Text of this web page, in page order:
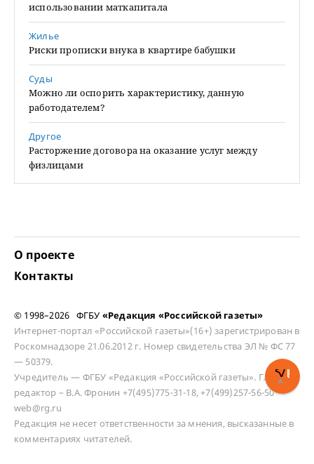
использовании маткапитала
Жилье
Риски прописки внука в квартире бабушки
Суды
Можно ли оспорить характеристику, данную
работодателем?
Другое
Расторжение договора на оказание услуг между
физлицами
О проекте
Контакты
© 1998–2026 ФГБУ «Редакция «Российской газеты»
Интернет-портал «Российской газеты»(16+) зарегистрирован в
Роскомнадзоре 21.06.2012 г. Номер свидетельства ЭЛ № ФС 77
— 50379.
Учредитель — ФГБУ «Редакция «Российской газеты». Главный
редактор – В.А. Фронин +7(495)775-31-18, +7(499)257-56-50
web@rg.ru
Редакция не несет ответственности за мнения, высказанные в
комментариях читателей.